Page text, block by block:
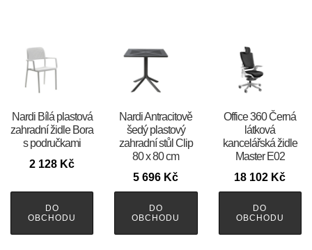
Nardi Bílá plastová
zahradní židle Bora
s područkami
2 128 Kč
DO
OBCHODU
Nardi Antracitově
šedý plastový
zahradní stůl Clip
80 x 80 cm
5 696 Kč
DO
OBCHODU
Office 360 Černá
látková
kancelářská židle
Master E02
18 102 Kč
DO
OBCHODU